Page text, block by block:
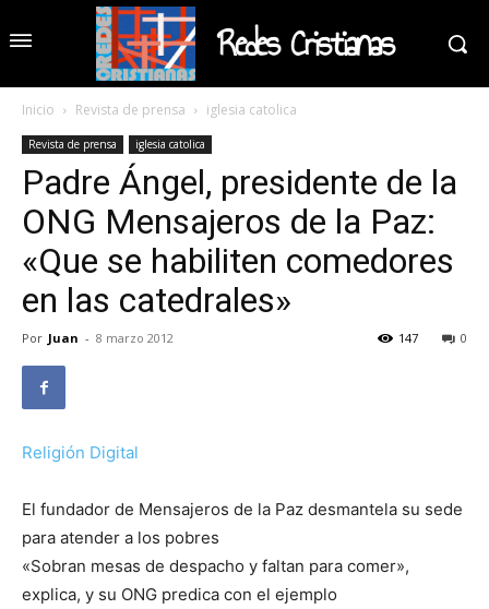
Redes Cristianas
Inicio Revista de prensa iglesia catolica
Revista de prensa iglesia catolica
Padre Ángel, presidente de la
ONG Mensajeros de la Paz:
«Que se habiliten comedores
en las catedrales»
Por Juan - 8 marzo 2012 0
147
Religión Digital
El fundador de Mensajeros de la Paz desmantela su sede
para atender a los pobres
«Sobran mesas de despacho y faltan para comer»,
explica, y su ONG predica con el ejemplo